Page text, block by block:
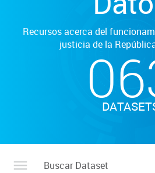
Recursos acerca del
justicia de la